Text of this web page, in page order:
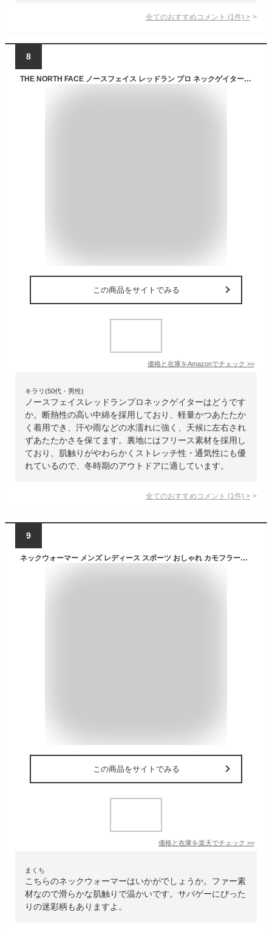
全てのおすすめコメント (1 件) >
8
THE NORTH FACE ノースフェイス レッドラン プロ ネックゲイター ネックウォーマー NN72205 メンズ レディース ギフト プレゼント【F-Black(K)】
この商品をサイトでみる
価格と在庫をAmazonでチェック >>
キラリ(50代・男性)
ノースフェイスレッドランプロネックゲイターはどうです
か。断熱性の高い中綿を採用しており、軽量かつあたたか
く着用でき、汗や雨などの水濡れに強く、天候に左右され
ずあたたかさを保てます。裏地にはフリース素材を採用し
ており、肌触りがやわらかくストレッチ性・通気性にも優
れているので、冬時期のアウトドアに適しています。
全てのおすすめコメント (1 件) >
9
ネックウォーマー メンズ レディース スポーツ おしゃれ カモフラージュ 迷彩 ノルディック ネイティブ スヌード ふわふわ アーミー ファー フェイクファー カジュアル ボア マフラー 防寒 GJ relax
この商品をサイトでみる
価格と在庫を楽天でチェック >>
まくち
こちらのネックウォーマーはいかがでしょうか。ファー素
材なので滑らかな肌触りで温かいです。サバゲーにぴった
りの迷彩柄もありますよ。